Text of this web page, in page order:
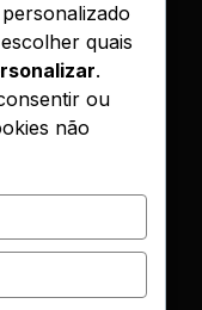
quais
.
ou
não